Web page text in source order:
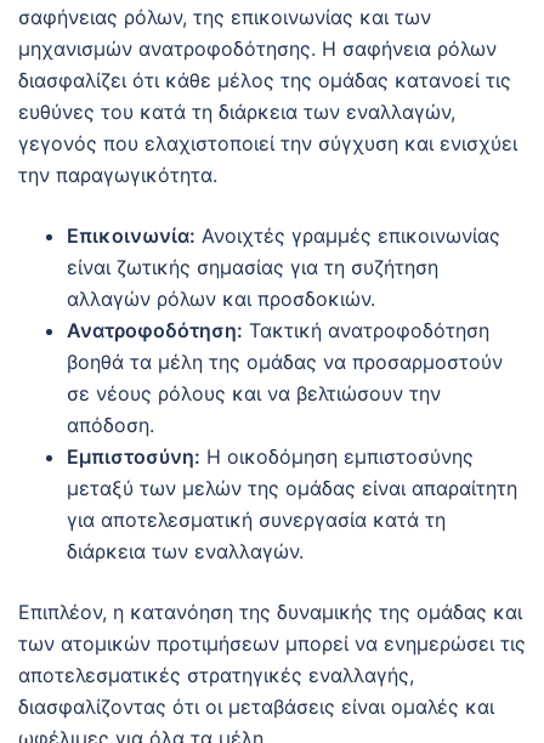
σαφήνειας ρόλων, της επικοινωνίας και των
μηχανισμών ανατροφοδότησης. Η σαφήνεια ρόλων
διασφαλίζει ότι κάθε μέλος της ομάδας κατανοεί τις
ευθύνες του κατά τη διάρκεια των εναλλαγών,
γεγονός που ελαχιστοποιεί την σύγχυση και ενισχύει
την παραγωγικότητα.
Επικοινωνία: Ανοιχτές γραμμές επικοινωνίας
είναι ζωτικής σημασίας για τη συζήτηση
αλλαγών ρόλων και προσδοκιών.
Ανατροφοδότηση: Τακτική ανατροφοδότηση
βοηθά τα μέλη της ομάδας να προσαρμοστούν
σε νέους ρόλους και να βελτιώσουν την
απόδοση.
Εμπιστοσύνη: Η οικοδόμηση εμπιστοσύνης
μεταξύ των μελών της ομάδας είναι απαραίτητη
για αποτελεσματική συνεργασία κατά τη
διάρκεια των εναλλαγών.
Επιπλέον, η κατανόηση της δυναμικής της ομάδας και
των ατομικών προτιμήσεων μπορεί να ενημερώσει τις
αποτελεσματικές στρατηγικές εναλλαγής,
διασφαλίζοντας ότι οι μεταβάσεις είναι ομαλές και